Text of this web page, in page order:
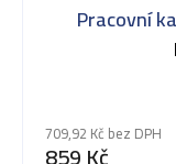
Pracovní
hodnocení
produktu
709,92 Kč bez DPH